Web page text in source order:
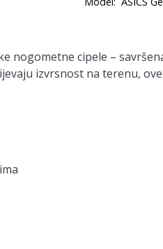
nogometne cipele –
izvrsnost na terenu,